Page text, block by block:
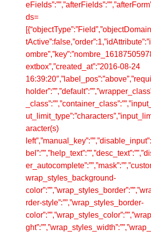
ds=
extbox”,”created_at”:”2016-08-24
aracter(s)
wrap_styles_background-
rder-style”:””,”wrap_styles_border-